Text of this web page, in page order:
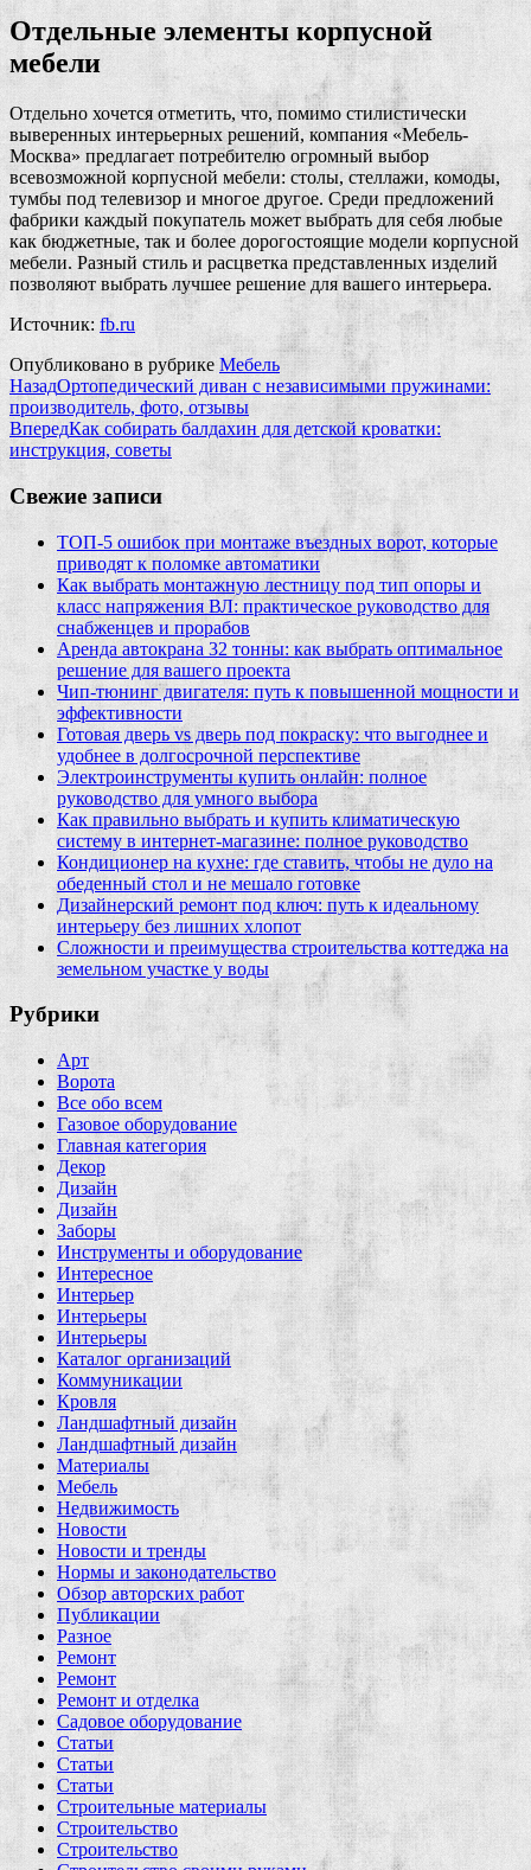
Отдельные элементы корпусной
мебели
Отдельно хочется отметить, что, помимо стилистически
выверенных интерьерных решений, компания «Мебель-
Москва» предлагает потребителю огромный выбор
всевозможной корпусной мебели: столы, стеллажи, комоды,
тумбы под телевизор и многое другое. Среди предложений
фабрики каждый покупатель может выбрать для себя любые
как бюджетные, так и более дорогостоящие модели корпусной
мебели. Разный стиль и расцветка представленных изделий
позволяют выбрать лучшее решение для вашего интерьера.
Источник: fb.ru
Опубликовано в рубрике Мебель
НазадОртопедический диван с независимыми пружинами:
производитель, фото, отзывы
ВпередКак собирать балдахин для детской кроватки:
инструкция, советы
Свежие записи
ТОП-5 ошибок при монтаже въездных ворот, которые
приводят к поломке автоматики
Как выбрать монтажную лестницу под тип опоры и
класс напряжения ВЛ: практическое руководство для
снабженцев и прорабов
Аренда автокрана 32 тонны: как выбрать оптимальное
решение для вашего проекта
Чип‑тюнинг двигателя: путь к повышенной мощности и
эффективности
Готовая дверь vs дверь под покраску: что выгоднее и
удобнее в долгосрочной перспективе
Электроинструменты купить онлайн: полное
руководство для умного выбора
Как правильно выбрать и купить климатическую
систему в интернет‑магазине: полное руководство
Кондиционер на кухне: где ставить, чтобы не дуло на
обеденный стол и не мешало готовке
Дизайнерский ремонт под ключ: путь к идеальному
интерьеру без лишних хлопот
Сложности и преимущества строительства коттеджа на
земельном участке у воды
Рубрики
Арт
Ворота
Все обо всем
Газовое оборудование
Главная категория
Декор
Дизайн
Дизайн
Заборы
Инструменты и оборудование
Интересное
Интерьер
Интерьеры
Интерьеры
Каталог организаций
Коммуникации
Кровля
Ландшафтный дизайн
Ландшафтный дизайн
Материалы
Мебель
Недвижимость
Новости
Новости и тренды
Нормы и законодательство
Обзор авторских работ
Публикации
Разное
Ремонт
Ремонт
Ремонт и отделка
Садовое оборудование
Статьи
Статьи
Статьи
Строительные материалы
Строительство
Строительство